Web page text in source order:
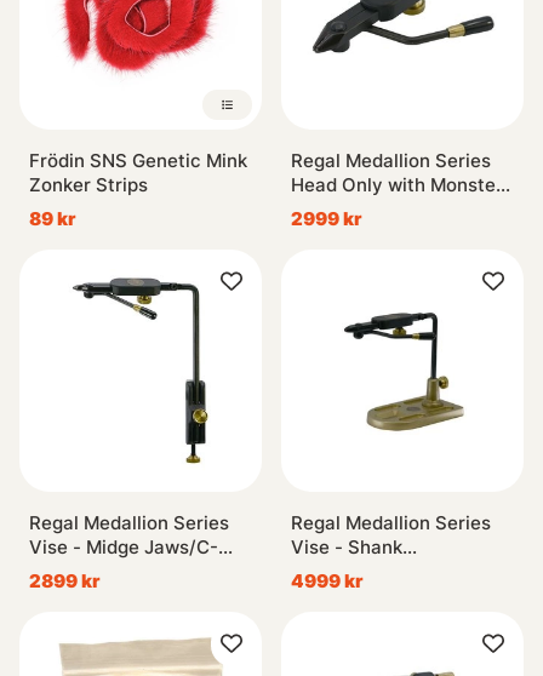
Frödin SNS Genetic Mink
Zonker Strips
89 kr
Regal Medallion Series
Head Only with Monster
Jaws
2999 kr
Regal Medallion Series
Vise - Midge Jaws/C-
Clamp
2899 kr
Regal Medallion Series
Vise - Shank
Jaws/Bronze Pocket
Base
4999 kr